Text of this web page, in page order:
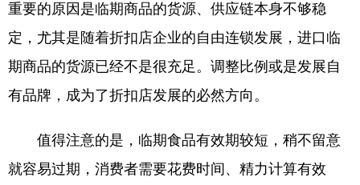
重要的原因是临期商品的货源、供应链本身不够稳
定，尤其是随着折扣店企业的自由连锁发展，进口临
期商品的货源已经不是很充足。调整比例或是发展自
有品牌，成为了折扣店发展的必然方向。
值得注意的是，临期食品有效期较短，稍不留意
就容易过期，消费者需要花费时间、精力计算有效